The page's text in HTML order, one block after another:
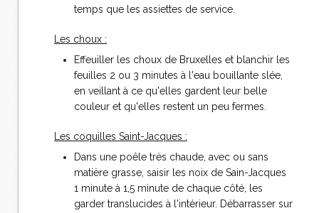
temps que les assiettes de service.
Les choux :
Effeuiller les choux de Bruxelles et blanchir les
feuilles 2 ou 3 minutes à l'eau bouillante slée,
en veillant à ce qu'elles gardent leur belle
couleur et qu'elles restent un peu fermes.
Les coquilles Saint-Jacques :
Dans une poêle très chaude, avec ou sans
matière grasse, saisir les noix de Sain-Jacques
1 minute à 1,5 minute de chaque côté, les
garder translucides à l'intérieur. Débarrasser sur